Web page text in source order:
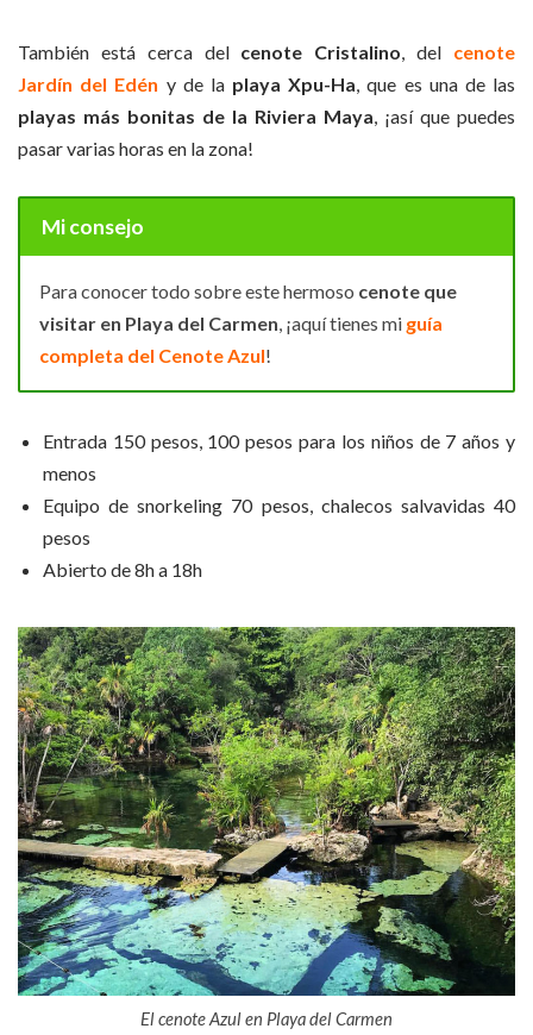
También está cerca delcenote Cristalino , del cenote
Jardín del Edén y de laplaya Xpu-Ha , que es una de las
playas más bonitas de la Riviera Maya , ¡así que puedes
pasar varias horas en la zona!
Mi consejo
Para conocer todo sobre este hermoso cenote que
visitar en Playa del Carmen , ¡aquí tienes mi guía
completa del Cenote Azul!
Entrada 150 pesos, 100 pesos para los niños de 7 años y
menos
Equipo de snorkeling 70 pesos, chalecos salvavidas 40
pesos
Abierto de 8h a 18h
El cenote Azul en Playa del Carmen